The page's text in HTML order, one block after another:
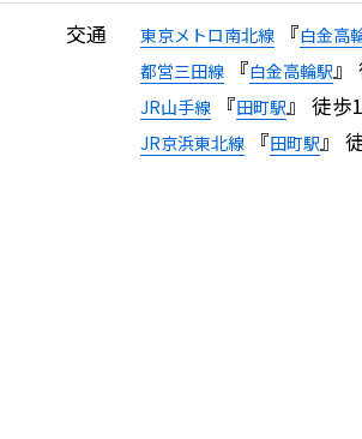
交通 東京メトロ南北線『白金高
都営三田線『白金高輪駅』
JR山手線『田町駅』 徒歩
JR京浜東北線『田町駅』